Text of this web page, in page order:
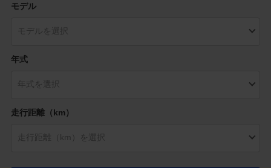
モデル
年式
走行距離（km）